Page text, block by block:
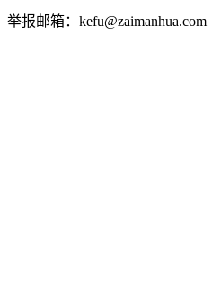
举报邮箱：kefu@zaimanhua.com